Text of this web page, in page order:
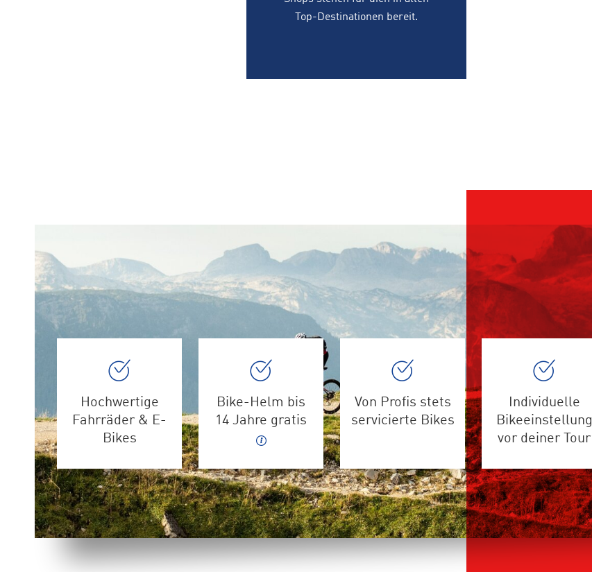
Top-Destinationen bereit.
Hochwertige
Fahrräder & E-
Bikes
Bike-Helm bis
14 Jahre gratis
Von Profis stets
servicierte Bikes
Individuelle
Bikeeinstellung
vor deiner Tour